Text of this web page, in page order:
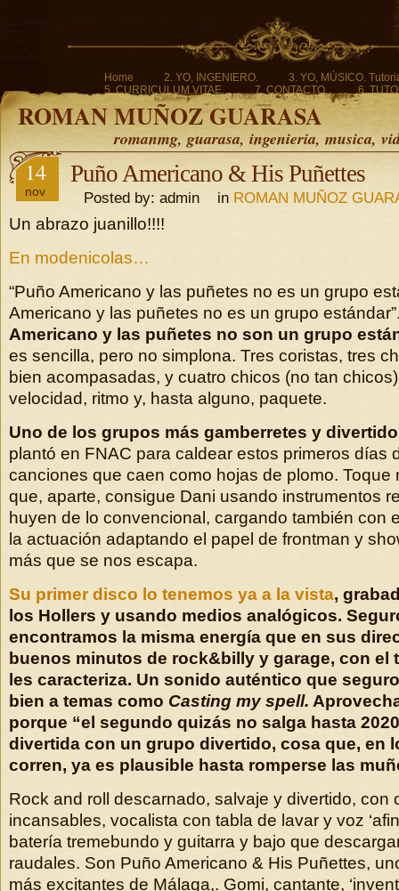
Home 2. YO, INGENIERO.
3. YO, MÚSICO.
5. CURRICULUM VITAE.
7. CONTACTO. 6.
ROMAN MUÑOZ GUARASA
romanmg, guarasa, ingenieria, musica,
14
nov
Puño Americano & His Puñettes
Posted by: admin in ROMAN MUÑOZ
Un abrazo juanillo!!!!
En modenicolas…
“Puño Americano y las puñetes no es un grupo
Americano y las puñetes no es un grupo
Americano y las puñetes no son un grupo
es sencilla, pero no simplona. Tres coristas, tres
bien acompasadas, y cuatro chicos (no tan
velocidad, ritmo y, hasta alguno, paquete.
Uno de los grupos más gamberretes y
plantó en FNAC para caldear estos primeros días
canciones que caen como hojas de plomo. Toque
que, aparte, consigue Dani usando instrumentos
huyen de lo convencional, cargando también con
la actuación adaptando el papel de frontman y
más que se nos escapa.
Su primer disco lo tenemos ya a la vista,
los Hollers y usando medios analógicos.
encontramos la misma energía que en sus
buenos minutos de rock&billy y garage, con el
les caracteriza. Un sonido auténtico que
bien a temas como Casting my spell.
porque “el segundo quizás no salga hasta
divertida con un grupo divertido, cosa que, en
corren, ya es plausible hasta romperse las
Rock and roll descarnado, salvaje y divertido, con
incansables, vocalista con tabla de lavar y voz
batería tremebundo y guitarra y bajo que
raudales. Son Puño Americano & His Puñettes,
más excitantes de Málaga,. Gomi, cantante,